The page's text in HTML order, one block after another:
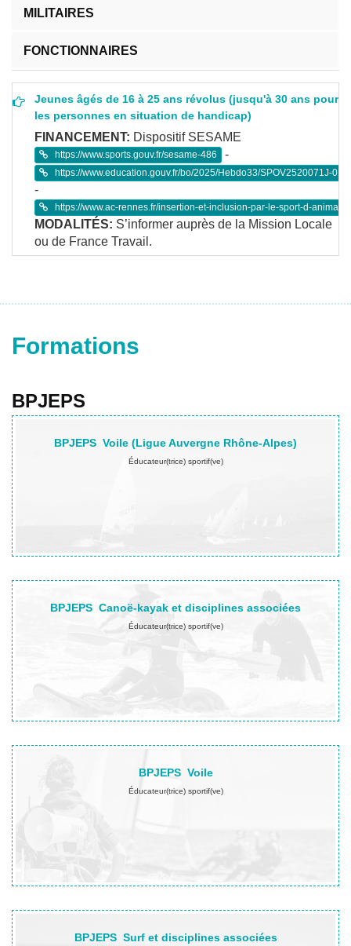
MILITAIRES
FONCTIONNAIRES
Jeunes âgés de 16 à 25 ans révolus (jusqu'à 30 ans pour
les personnes en situation de handicap)
FINANCEMENT: Dispositif SESAME
https://www.sports.gouv.fr/sesame-486 -
https://www.education.gouv.fr/bo/2025/Hebdo33/SPOV2520071J-0
-
https://www.ac-rennes.fr/insertion-et-inclusion-par-le-sport-d-
MODALITÉS: S’informer auprès de la Mission Locale
ou de France Travail.
Formations
BPJEPS
BPJEPS Voile (Ligue Auvergne Rhône-Alpes)
Éducateur(trice) sportif(ve)
BPJEPS Canoë-kayak et disciplines associées
Éducateur(trice) sportif(ve)
BPJEPS Voile
Éducateur(trice) sportif(ve)
BPJEPS Surf et disciplines associées